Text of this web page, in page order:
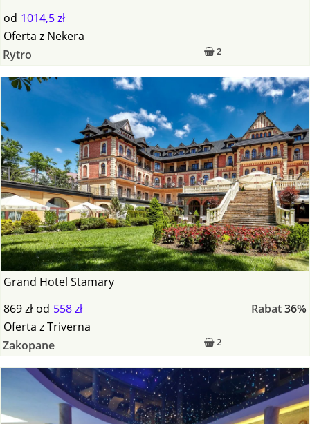
od 1014,5 zł
2
Oferta z Nekera
Rytro
Grand Hotel Stamary
869 zł od 558 zł Rabat36%
2
Oferta zTriverna
Zakopane